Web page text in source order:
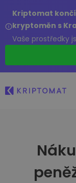
Kriptomat
kryptoměn s
Vaše prostředky